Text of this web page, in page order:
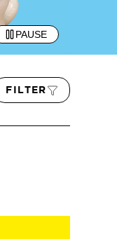
PAUSE
FILTER